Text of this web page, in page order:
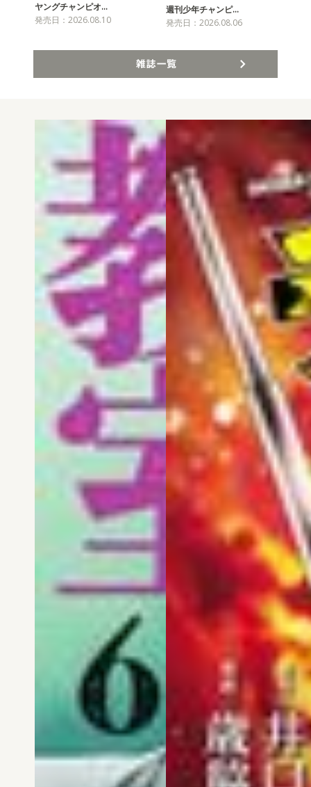
ヤングチャンピオ…
発売日：2026.08.10
週刊少年チャンピ…
発売日：2026.08.06